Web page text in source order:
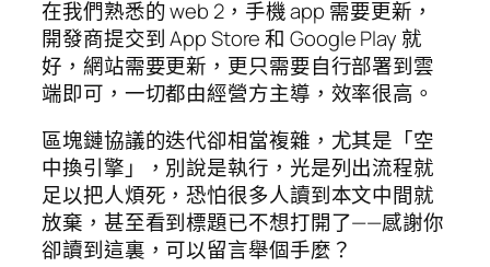
在我們熟悉的 web 2，手機 app 需要更新，
開發商提交到 App Store 和 Google Play 就
好，網站需要更新，更只需要自行部署到雲
端即可，一切都由經營方主導，效率很高。
區塊鏈協議的迭代卻相當複雜，尤其是「空
中換引擎」，別說是執行，光是列出流程就
足以把人煩死，恐怕很多人讀到本文中間就
放棄，甚至看到標題已不想打開了——感謝你
卻讀到這裏，可以留言舉個手麼？